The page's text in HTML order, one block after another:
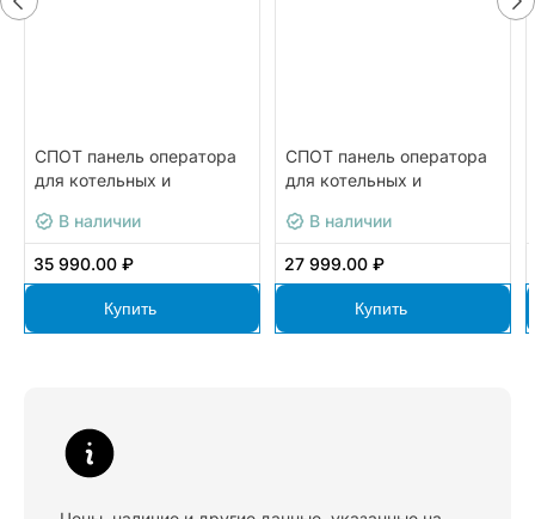
СПОТ панель оператора
для котельных и
готовой визуализацией
В наличии
35 990.00 ₽
Купить
СПОТ панель оператора
для котельных и
готовой визуализацией
В наличии
27 999.00 ₽
Купить